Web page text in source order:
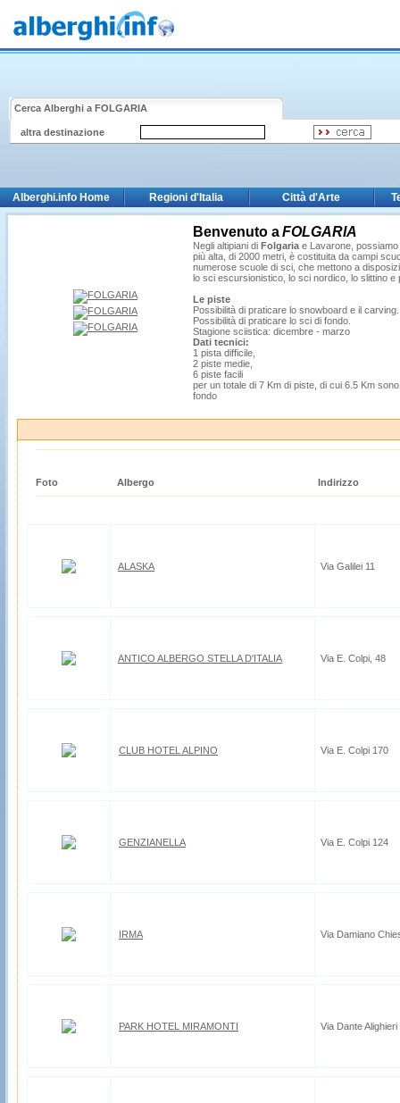
Cerca Alberghi a FOLGARIA
altra destinazione
Alberghi.info Home Regioni d'Italia Città d'Arte
Benvenuto a FOLGARIA
Negli altipiani di Folgariae Lavarone, possiamo
più alta, di 2000 metri, è costituita da campi
numerose scuole di sci, che mettono a
lo sci escursionistico, lo sci nordico, lo slittino e
Le piste
Possibilità di praticare lo snowboard e il carving.
Possibilità di praticare lo sci di fondo.
Stagione sciistica: dicembre - marzo
Dati tecnici:
1 pista difficile,
2 piste medie,
6 piste facili
per un totale di 7 Km di piste, di cui 6.5 Km
fondo
Foto Albergo Indirizzo
ALASKA Via Galilei 11
ANTICO ALBERGO STELLA D'ITALIA Via E. Colpi, 48
CLUB HOTEL ALPINO Via E. Colpi 170
GENZIANELLA Via E. Colpi 124
IRMA Via Damiano
PARK HOTEL MIRAMONTI Via Dante Alighieri